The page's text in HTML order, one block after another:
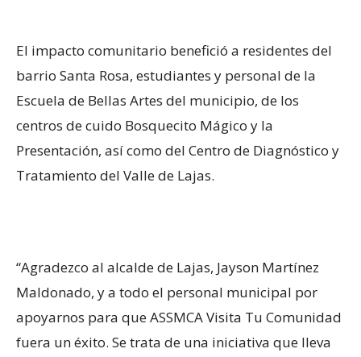
El impacto comunitario benefició a residentes del
barrio Santa Rosa, estudiantes y personal de la
Escuela de Bellas Artes del municipio, de los
centros de cuido Bosquecito Mágico y la
Presentación, así como del Centro de Diagnóstico y
Tratamiento del Valle de Lajas.
“Agradezco al alcalde de Lajas, Jayson Martínez
Maldonado, y a todo el personal municipal por
apoyarnos para que ASSMCA Visita Tu Comunidad
fuera un éxito. Se trata de una iniciativa que lleva